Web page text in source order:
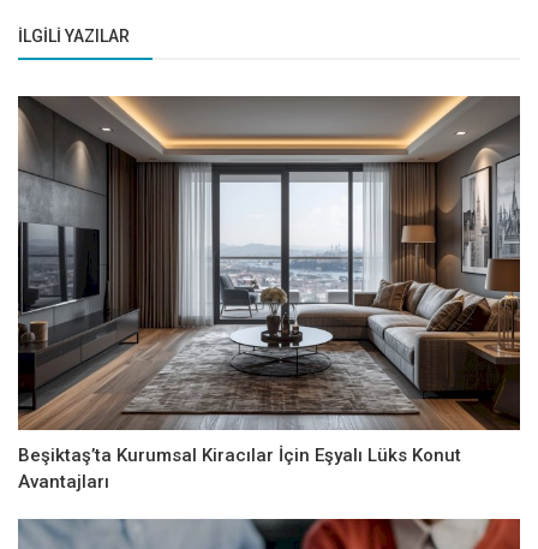
İLGILI YAZILAR
Beşiktaş’ta Kurumsal Kiracılar İçin Eşyalı Lüks Konut
Avantajları